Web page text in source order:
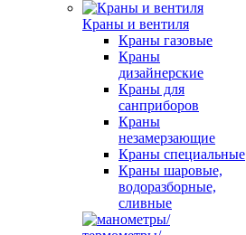
Краны и вентиля
Краны газовые
Краны
дизайнерские
Краны для
санприборов
Краны
незамерзающие
Краны специальные
Краны шаровые,
водоразборные,
сливные